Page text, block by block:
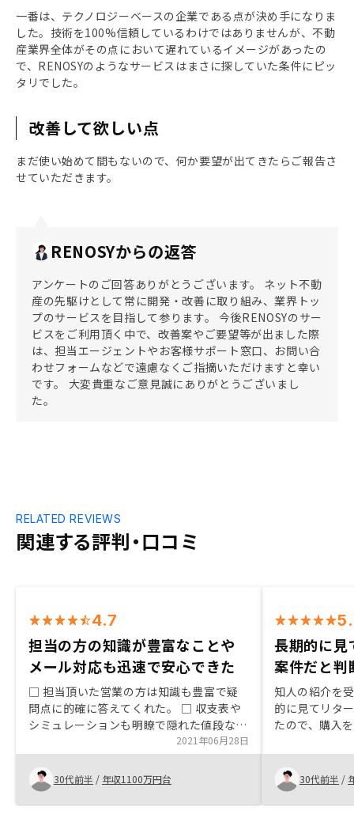
一番は、テクノロジーベースの企業である点が決め手になりま
した。技術を100%信頼しているわけではありませんが、不動
産業界全体がその点において遅れているイメージがあったの
で、RENOSYのようなサービスはまさに探していた条件にピッ
タリでした。
改善して欲しい点
まだ使い始めて間もないので、何か要望が出てきたらご報告さ
せていただきます。
RENOSYからの返答
アンケートのご回答ありがとうございます。 ネット不動
産の先駆けとして常に開発・改善に取り組み、業界トッ
プのサービスを目指して参ります。 今後RENOSYのサー
ビスをご利用頂く中で、改善案やご要望等が出ました際
は、担当エージェントやお客様サポート窓口、お問い合
わせフォームなどで遠慮なくご指摘いただけますと幸い
です。 大変貴重なご意見誠にありがとうございまし
た。
関連する評判・口コミ
RELATED REVIEWS
4.7
担当の方の知識が豊富なことや
メール対応も迅速で安心できた
□ 担当頂いた営業の方は知識も豊富で疑
問点に的確に答えてくれた。 □ 収支表や
シミュレーションも明瞭で隠れた値段など
もなく、諸経費等もほぼ想定された通りの
ものだった。 □ メールでのやり取りも、
返信早く安心できた。物件の中でも仕入れ
価格の良し悪しやスクリーニング後も当然
優劣はあるはずだが、どれもあまり変わり
2021年06月28日
30代前半 / 年収1100万円台
長期的に見
案件だと判
知人の紹介を
的に見てリタ
たので、購入
30代前半 /